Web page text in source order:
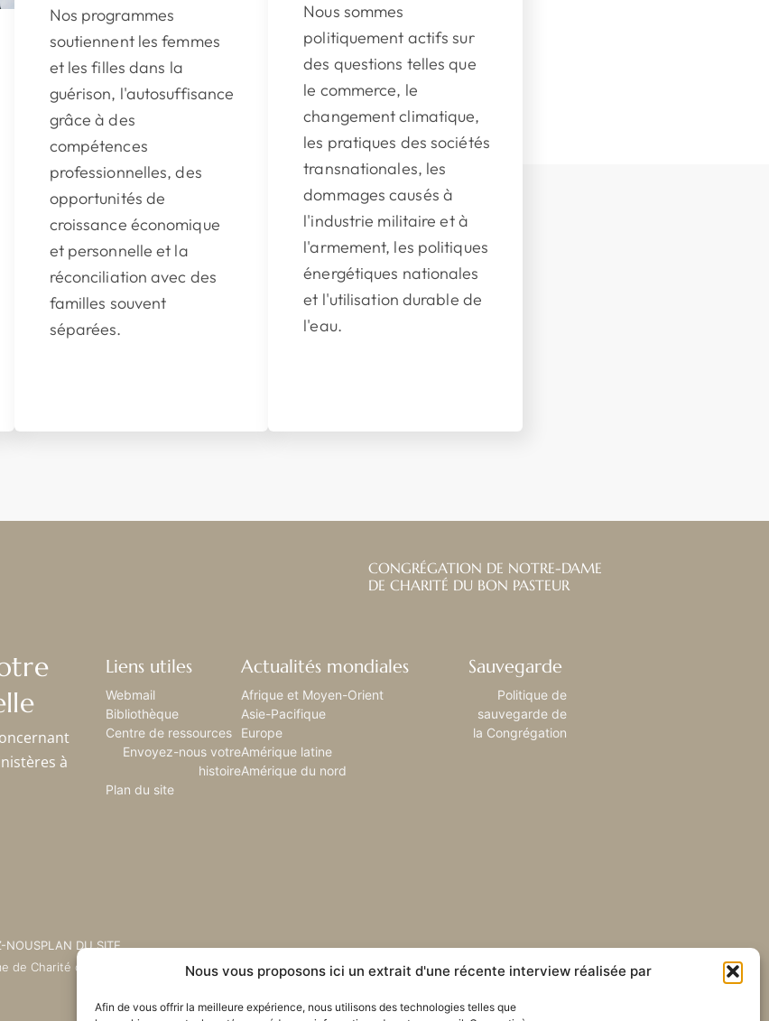
Nous vous proposons ici un extrait d'une récente interview réalisée par
Afin de vous offrir la meilleure expérience, nous utilisons des technologies telles que
Nos programmes
soutiennent les femmes
et les filles dans la
guérison, l'autosuffisance
grâce à des
compétences
professionnelles, des
opportunités de
croissance économique
et personnelle et la
réconciliation avec des
familles souvent
séparées.
Nous sommes
politiquement actifs sur
des questions telles que
le commerce, le
changement climatique,
les pratiques des sociétés
transnationales, les
dommages causés à
l'industrie militaire et à
l'armement, les politiques
énergétiques nationales
et l'utilisation durable de
l'eau.
CONGRÉGATION DE NOTRE-DAME
DE CHARITÉ DU BON PASTEUR
à
Liens utiles
Webmail
Bibliothèque
Centre de ressources
Envoyez-nous votre
histoire
Plan du site
Actualités mondiales
Afrique et Moyen-Orient
Asie-Pacifique
Europe
Amérique latine
Amérique du nord
Sauvegarde
Politique de
sauvegarde de
la Congrégation
NOUSPLAN DU SITE
de Charité du Bon